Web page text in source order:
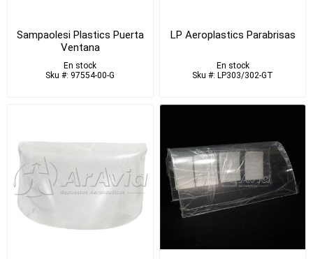
Sampaolesi Plastics Puerta
Ventana
En stock
Sku #: 97554-00-G
LP Aeroplastics Parabrisas
En stock
Sku #: LP303/302-GT